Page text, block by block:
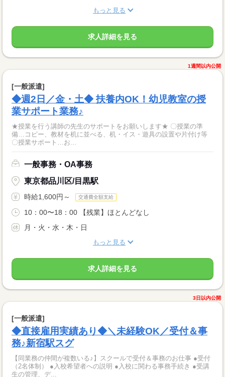
もっと見る
求人詳細を見る
1週間以内公開
[一般派遣]
◆週2日／金・土◆ 扶養内OK！幼児教室の授
業サポート業務♪
★授業を行う講師の先生のサポートをお願いします★ 〇授業の準
備…コピー、教材を机に並べる、机・イス・遊具の設置や片付け等
〇授業サポート…お...
一般事務・OA事務
東京都品川区/目黒駅
時給1,600円～ 交通費全額支給
10：00〜18：00 【残業】ほとんどなし
月・火・水・木・日
もっと見る
求人詳細を見る
3日以内公開
[一般派遣]
◆直接雇用実績あり◆＼未経験OK／受付＆事
務♪新宿駅スグ
【同業務の仲間が複数いる♪】スクールで受付＆事務のお仕事 ●受付
（2名体制） ●入校希望者への説明 ●入校に関わる事務手続き ●受講
生の管理、デ...